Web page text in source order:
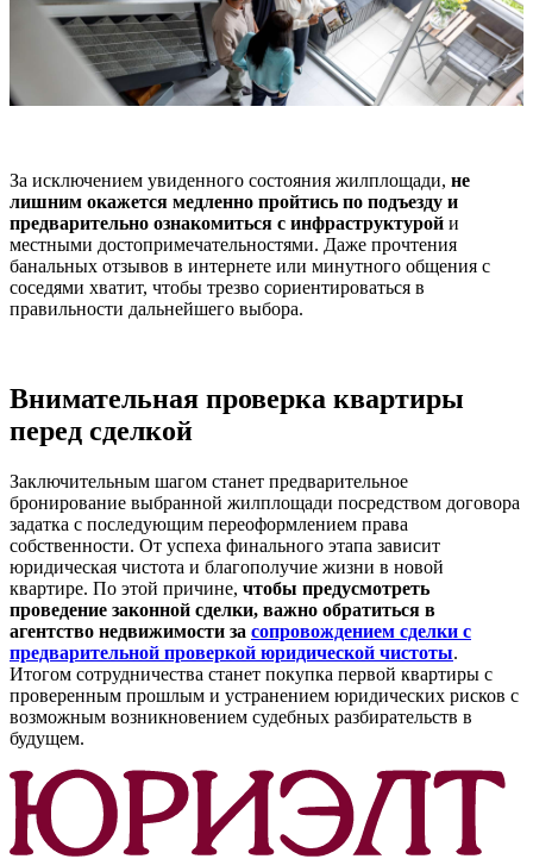
За исключением увиденного состояния жилплощади, не
лишним окажется медленно пройтись по подъезду и
предварительно ознакомиться с инфраструктурой и
местными достопримечательностями. Даже прочтения
банальных отзывов в интернете или минутного общения с
соседями хватит, чтобы трезво сориентироваться в
правильности дальнейшего выбора.
Внимательная проверка квартиры
перед сделкой
Заключительным шагом станет предварительное
бронирование выбранной жилплощади посредством договора
задатка с последующим переоформлением права
собственности. От успеха финального этапа зависит
юридическая чистота и благополучие жизни в новой
квартире. По этой причине, чтобы предусмотреть
проведение законной сделки, важно обратиться в
агентство недвижимости за сопровождением сделки с
предварительной проверкой юридической чистоты.
Итогом сотрудничества станет покупка первой квартиры с
проверенным прошлым и устранением юридических рисков с
возможным возникновением судебных разбирательств в
будущем.